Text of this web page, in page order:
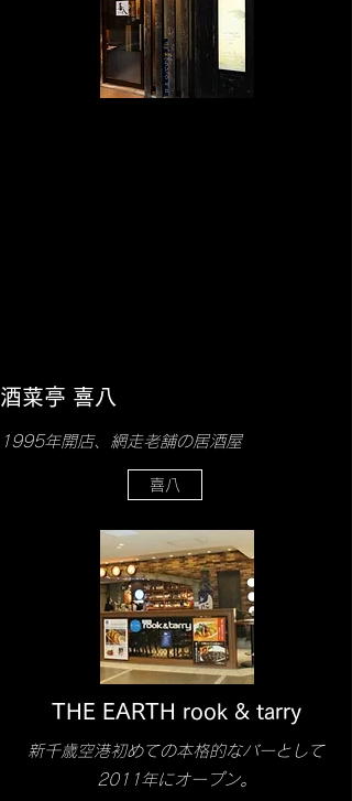
酒菜亭 喜八
1995年開店、網走老舗の居酒屋
喜八
THE EARTH rook & tarry
新千歳空港初めての本格的なバーとして
2011年にオープン。